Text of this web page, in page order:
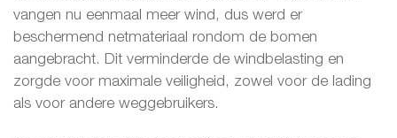
vangen nu eenmaal meer wind, dus werd er
beschermend netmateriaal rondom de bomen
aangebracht. Dit verminderde de windbelasting en
zorgde voor maximale veiligheid, zowel voor de lading
als voor andere weggebruikers.